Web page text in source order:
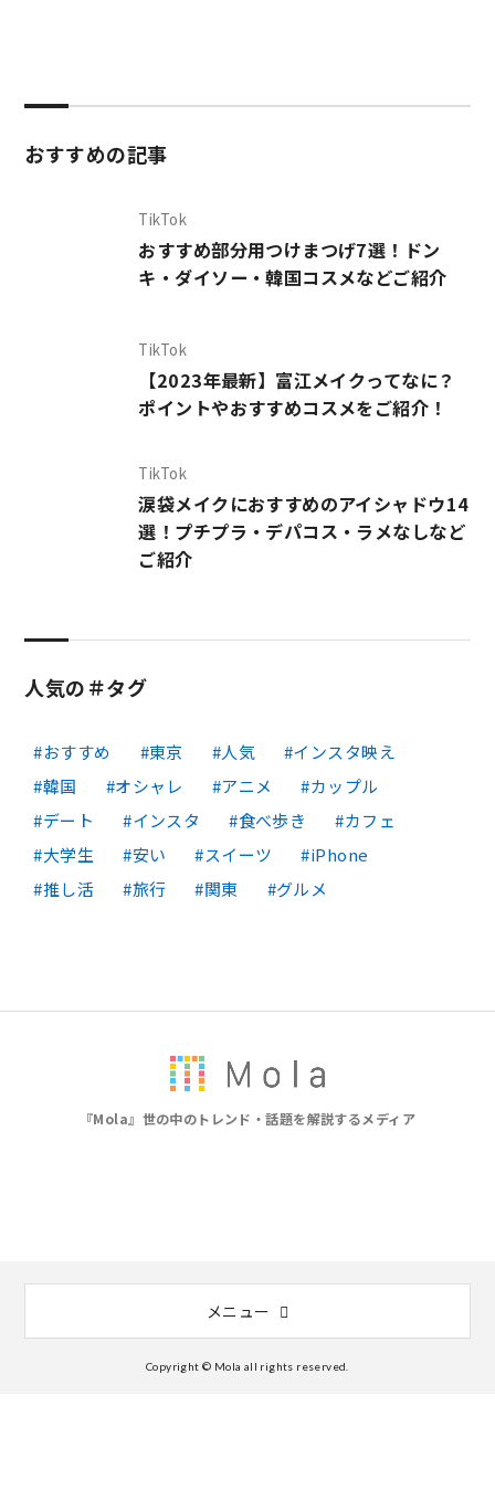
おすすめの記事
TikTok
おすすめ部分用つけまつげ7選！ドン
キ・ダイソー・韓国コスメなどご紹介
TikTok
【2023年最新】富江メイクってなに？
ポイントやおすすめコスメをご紹介！
TikTok
涙袋メイクにおすすめのアイシャドウ14
選！プチプラ・デパコス・ラメなしなど
ご紹介
人気の＃タグ
おすすめ 東京 人気
インスタ映え
韓国
オシャレ アニメ
カップル
デート
インスタ 食べ歩き
カフェ
大学生
安い スイーツ
iPhone
推し活
旅行 関東 グルメ
『Mola』世の中のトレンド・話題を解説するメディア
メニュー
Copyright © Mola all rights reserved.